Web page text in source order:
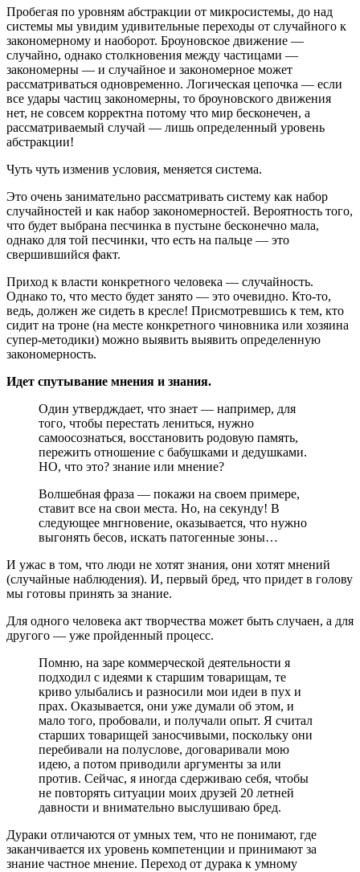
Пробегая по уровням абстракции от микросистемы, до над
системы мы увидим удивительные переходы от случайного к
закономерному и наоборот. Броуновское движение —
случайно, однако столкновения между частицами —
закономерны — и случайное и закономерное может
рассматриваться одновременно. Логическая цепочка — если
все удары частиц закономерны, то броуновского движения
нет, не совсем корректна потому что мир бесконечен, а
рассматриваемый случай — лишь определенный уровень
абстракции!
Чуть чуть изменив условия, меняется система.
Это очень занимательно рассматривать систему как набор
случайностей и как набор закономерностей. Вероятность того,
что будет выбрана песчинка в пустыне бесконечно мала,
однако для той песчинки, что есть на пальце — это
свершившийся факт.
Приход к власти конкретного человека — случайность.
Однако то, что место будет занято — это очевидно. Кто-то,
ведь, должен же сидеть в кресле! Присмотревшись к тем, кто
сидит на троне (на месте конкретного чиновника или хозяина
супер-методики) можно выявить выявить определенную
закономерность.
Идет спутывание мнения и знания.
Один утвердждает, что знает — например, для
того, чтобы перестать лениться, нужно
самоосознаться, восстановить родовую память,
пережить отношение с бабушками и дедушками.
НО, что это? знание или мнение?
Волшебная фраза — покажи на своем примере,
ставит все на свои места. Но, на секунду! В
следующее мнгновение, оказывается, что нужно
выгонять бесов, искать патогенные зоны…
И ужас в том, что люди не хотят знания, они хотят мнений
(случайные наблюдения). И, первый бред, что придет в голову
мы готовы принять за знание.
Для одного человека акт творчества может быть случаен, а для
другого — уже пройденный процесс.
Помню, на заре коммерческой деятельности я
подходил с идеями к старшим товарищам, те
криво улыбались и разносили мои идеи в пух и
прах. Оказывается, они уже думали об этом, и
мало того, пробовали, и получали опыт. Я считал
старших товарищей заносчивыми, поскольку они
перебивали на полуслове, договаривали мою
идею, а потом приводили аргументы за или
против. Сейчас, я иногда сдерживаю себя, чтобы
не повторять ситуации моих друзей 20 летней
давности и внимательно выслушиваю бред.
Дураки отличаются от умных тем, что не понимают, где
заканчивается их уровень компетенции и принимают за
знание частное мнение. Переход от дурака к умному